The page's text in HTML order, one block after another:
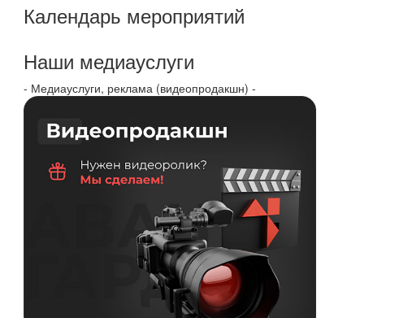
Календарь мероприятий
Наши медиауслуги
- Медиауслуги, реклама (видеопродакшн) -